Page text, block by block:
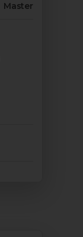
Master